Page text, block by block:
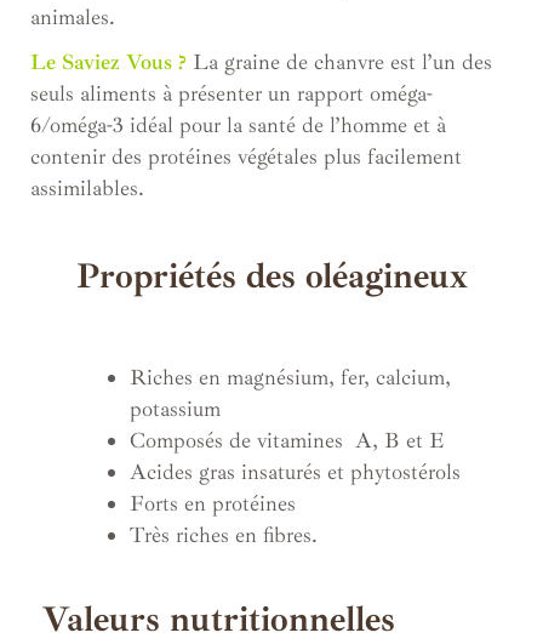
animales.
Le Saviez Vous ? La graine de chanvre est l’un des
seuls aliments à présenter un rapport oméga-
6/oméga-3 idéal pour la santé de l’homme et à
contenir des protéines végétales plus facilement
assimilables.
Propriétés des oléagineux
Riches en magnésium, fer, calcium,
potassium
Composés de vitamines A, B et E
Acides gras insaturés et phytostérols
Forts en protéines
Très riches en fibres.
Valeurs nutritionnelles